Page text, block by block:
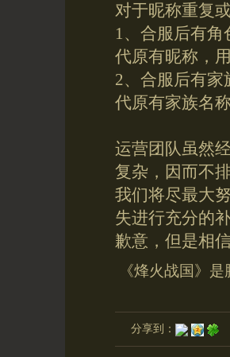
对于昵称重复
1、合服后有
代原有昵称，
2、合服后有
代原有家族名
运营团队虽然
复杂，因而不
我们将尽最大
失进行充分的
歉意，但是相
《烽火战国》
分享到：